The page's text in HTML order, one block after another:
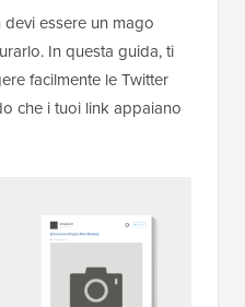
essere un mago
In questa guida, ti
facilmente le Twitter
che i tuoi link appaiano